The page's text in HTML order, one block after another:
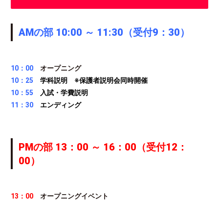
AMの部 10:00 ～ 11:30（受付9：30）
10：00 オープニング
10：25学科説明 ※保護者説明会同時開催
10：55
入試・学費説明
11：30 エンディング
PMの部 13：00 ～ 16：00（受付12：
00）
13：00 オープニングイベント